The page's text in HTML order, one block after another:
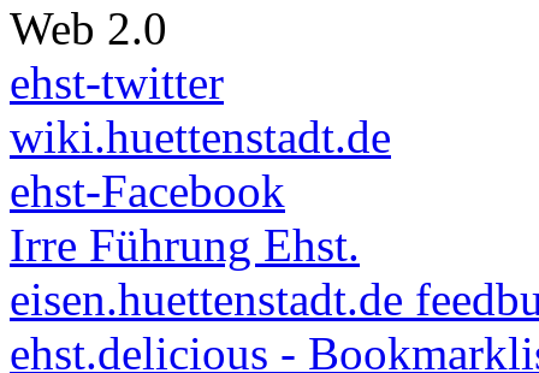
Web 2.0
ehst-twitter
wiki.huettenstadt.de
ehst-Facebook
Irre Führung Ehst.
eisen.huettenstadt.de
ehst.delicious -